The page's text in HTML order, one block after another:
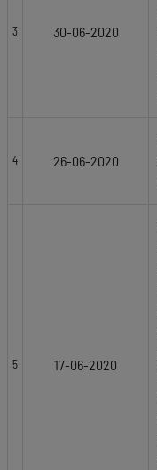
3 30-06-2020
4 26-06-2020
5 17-06-2020